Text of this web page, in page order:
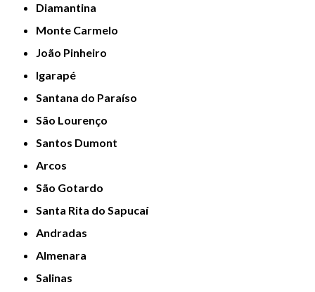
Diamantina
Monte Carmelo
João Pinheiro
Igarapé
Santana do Paraíso
São Lourenço
Santos Dumont
Arcos
São Gotardo
Santa Rita do Sapucaí
Andradas
Almenara
Salinas